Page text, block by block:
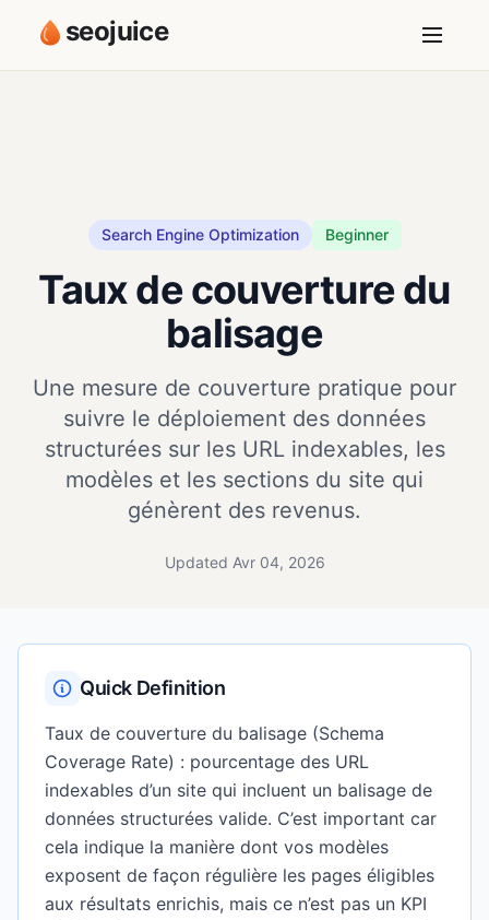
seojuice
Search Engine Optimization Beginner
Taux de couverture du
balisage
Une mesure de couverture pratique pour
suivre le déploiement des données
structurées sur les URL indexables, les
modèles et les sections du site qui
génèrent des revenus.
Updated Avr 04, 2026
Quick Definition
Taux de couverture du balisage (Schema
Coverage Rate) : pourcentage des URL
indexables d’un site qui incluent un balisage de
données structurées valide. C’est important car
cela indique la manière dont vos modèles
exposent de façon régulière les pages éligibles
aux résultats enrichis, mais ce n’est pas un KPI